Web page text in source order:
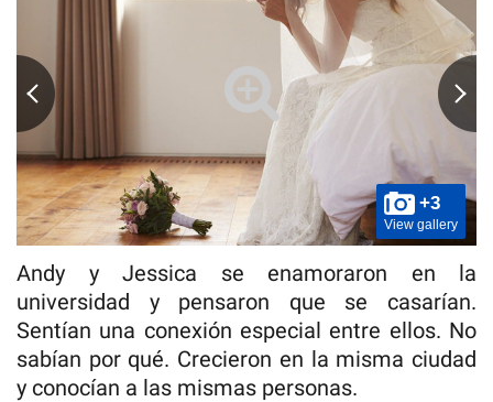
+3
View gallery
Andy y Jessica se enamoraron en la
universidad y pensaron que se casarían.
Sentían una conexión especial entre ellos. No
sabían por qué. Crecieron en la misma ciudad
y conocían a las mismas personas.